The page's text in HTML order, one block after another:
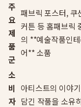
주
요
제
품
군
패브릭 포스터, 쿠
커튼 등 홈패브릭
의 **예술작품인
어** 소품
소
비
자
아티스트의 이야
담긴 작품을 소유